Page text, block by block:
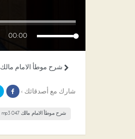
00:00
شرح موطأ الامام مالك 043
شارك مع أصدقائك ›
شرح موطأ الامام مالك 047 mp3